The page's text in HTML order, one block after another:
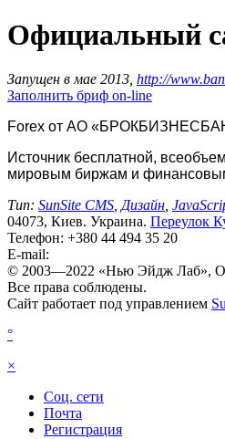
Официальный
Запущен в мае 2013, http://
Заполнить бриф on-line
Forex от АО
Источник бесплатной,
мировым биржам и
Тип: SunSite CMS Дизайн
04073, Киев. Украина. Переулок
Телефон: +380 44 ‎494 35 20
E-mail:
© 2003—2022 «Нью Эйдж Лаб»,
Все права соблюдены.
Сайт работает под управлением
°
×
Соц. сети
Почта
Регистрация